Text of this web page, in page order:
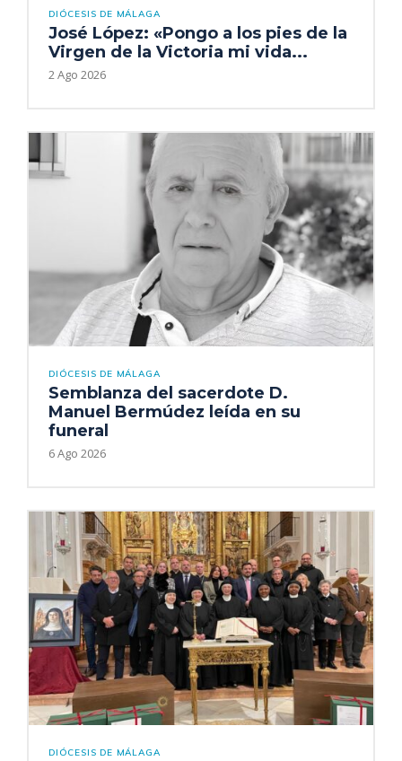
DIÓCESIS DE MÁLAGA
José López: «Pongo a los pies de la
Virgen de la Victoria mi vida...
2 Ago 2026
DIÓCESIS DE MÁLAGA
Semblanza del sacerdote D.
Manuel Bermúdez leída en su
funeral
6 Ago 2026
DIÓCESIS DE MÁLAGA